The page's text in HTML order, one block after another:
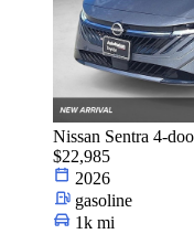
Nissan Sentra 4-
$22,985
2026
gasoline
1k mi